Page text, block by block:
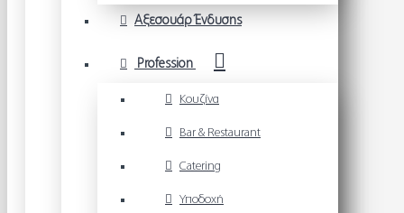
Αξεσουάρ Ένδυσης
Profession
Κουζίνα
Bar & Restaurant
Catering
Υποδοχή